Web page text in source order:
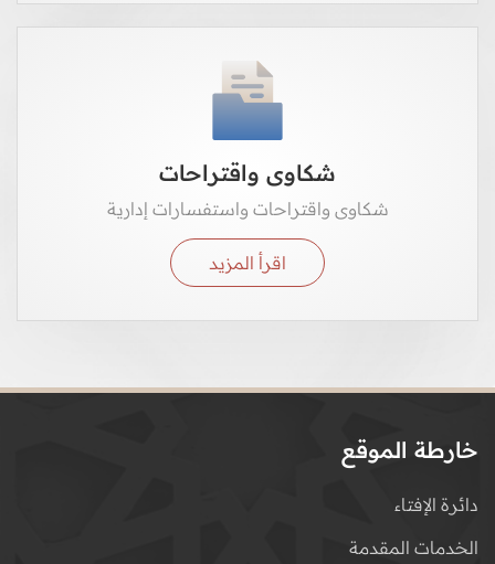
شكاوى واقتراحات
شكاوى واقتراحات واستفسارات إدارية
اقرأ المزيد
خارطة الموقع
دائرة الإفتاء
الخدمات المقدمة